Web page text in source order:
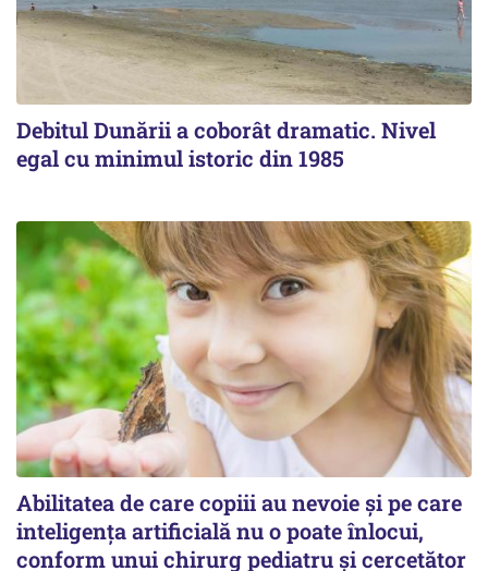
Debitul Dunării a coborât dramatic. Nivel
egal cu minimul istoric din 1985
Abilitatea de care copiii au nevoie și pe care
inteligența artificială nu o poate înlocui,
conform unui chirurg pediatru și cercetător